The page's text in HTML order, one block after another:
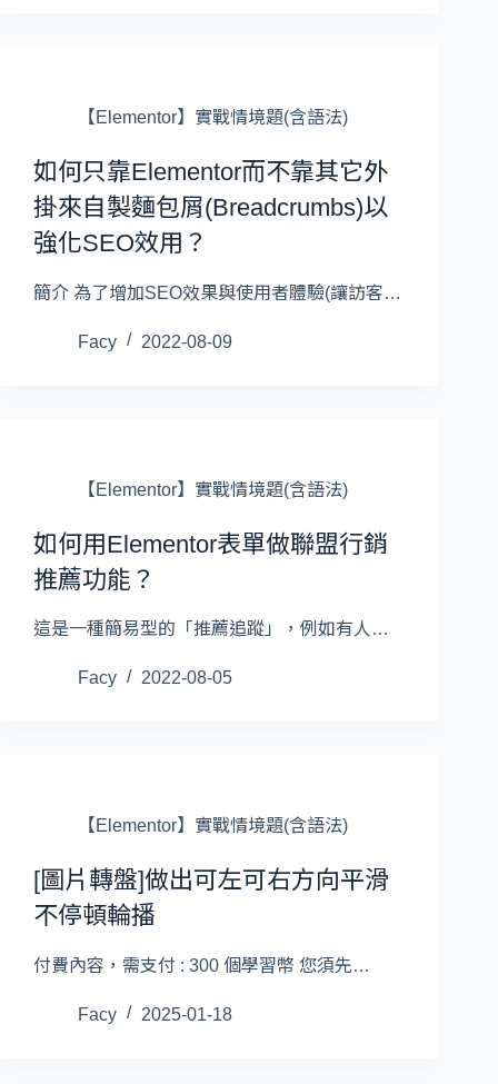
【Elementor】實戰情境題(含語法)
如何只靠Elementor而不靠其它外
掛來自製麵包屑(Breadcrumbs)以
強化SEO效用？
簡介 為了增加SEO效果與使用者體驗(讓訪客…
Facy 2022-08-09
【Elementor】實戰情境題(含語法)
如何用Elementor表單做聯盟行銷
推薦功能？
這是一種簡易型的「推薦追蹤」，例如有人…
Facy 2022-08-05
【Elementor】實戰情境題(含語法)
[圖片轉盤]做出可左可右方向平滑
不停頓輪播
付費內容，需支付 : 300 個學習幣 您須先…
Facy 2025-01-18